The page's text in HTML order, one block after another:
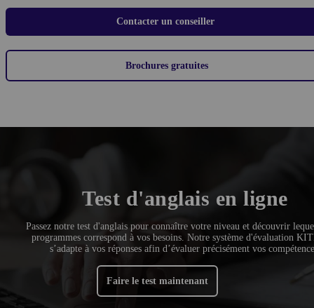
Contacter un conseiller
Brochures gratuites
Test d'anglais en ligne
Passez notre test d'anglais pour connaître votre niveau et découvrir
programmes correspond à vos besoins. Notre système d'évaluation
s’adapte à vos réponses afin d’évaluer précisément vos
Faire le test maintenant